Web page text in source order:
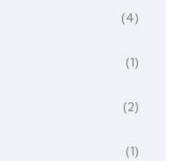
(4)
(1)
(2)
(1)